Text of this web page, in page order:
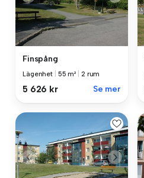
Finspång
Lägenhet 55 m² 2 rum
5 626 kr Se mer